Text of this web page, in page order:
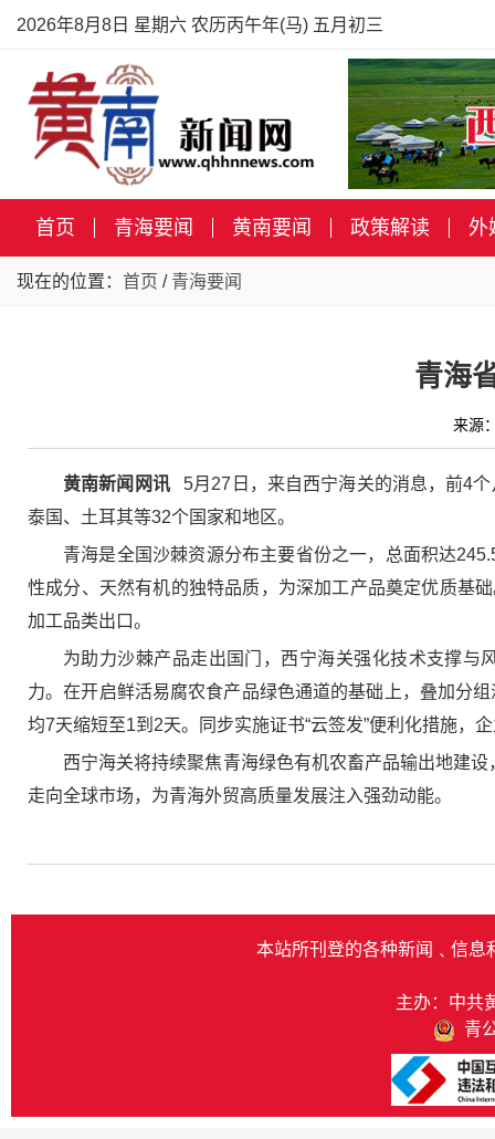
2026年8月8日 星期六 农历丙午年(马) 五月初三
首页 青海要闻 黄南要闻 政策解读 外
现在的位置： 首页 / 青海要闻
青海
来源
黄南新闻网讯
5月27日，来自西宁海关的消息，前4
泰国、土耳其等32个国家和地区。
青海是全国沙棘资源分布主要省份之一，总面积达
性成分、天然有机的独特品质，为深加工产品奠定优质基
加工品类出口。
为助力沙棘产品走出国门，西宁海关强化技术支撑与
力。在开启鲜活易腐农食产品绿色通道的基础上，叠加分
均7天缩短至1到2天。同步实施证书“云签发”便利化措施，
西宁海关将持续聚焦青海绿色有机农畜产品输出地建
走向全球市场，为青海外贸高质量发展注入强劲动能。
本站所刊登的各种新闻﹑信息
主办：中共
青